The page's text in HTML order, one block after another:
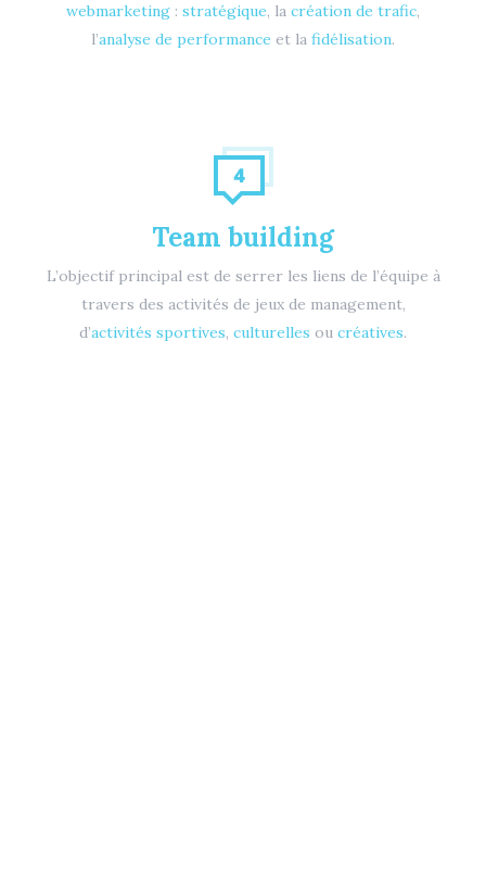
webmarketing : stratégique, la création de trafic,
l’analyse de performance et la fidélisation.
Team building
L’objectif principal est de serrer les liens de l’équipe à
travers des activités de jeux de management,
d’activités sportives, culturelles ou créatives.